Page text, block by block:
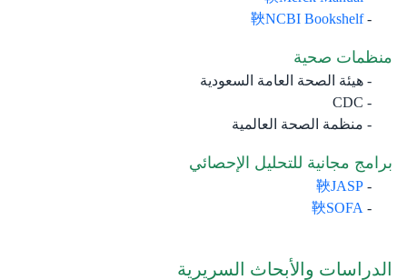
NCBI Bookshelf
منظمات صحي​ة​​
هيئة الصحة العامة السعودية
CDC
منظمة الصحة العالمية
برامج مجانية للتحليل الإحصائي​
JASP
SOFA
الدراسات والأبحاث السريرية